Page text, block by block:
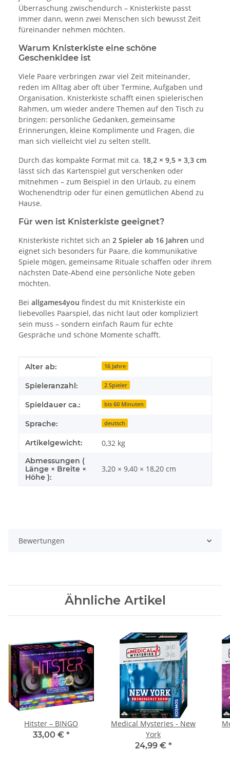
Überraschung zwischendurch – Knisterkiste passt
immer dann, wenn zwei Menschen sich bewusst Zeit
füreinander nehmen möchten.
Warum Knisterkiste eine schöne
Geschenkidee ist
Viele Paare verbringen zwar viel Zeit miteinander,
reden im Alltag aber oft über Termine, Aufgaben und
Organisation. Knisterkiste schafft einen spielerischen
Rahmen, um wieder andere Themen auf den Tisch zu
bringen: persönliche Gedanken, gemeinsame
Erinnerungen, kleine Komplimente und Fragen, die
man sich vielleicht viel zu selten stellt.
Durch das kompakte Format mit ca. 18,2 × 9,5 × 3,3 cm
lässt sich das Kartenspiel gut verschenken oder
mitnehmen – zum Beispiel in den Urlaub, zu einem
Wochenendtrip oder für einen gemütlichen Abend zu
Hause.
Für wen ist Knisterkiste geeignet?
Knisterkiste richtet sich an 2 Spieler ab 16 Jahren und
eignet sich besonders für Paare, die kommunikative
Spiele mögen, gemeinsame Rituale schaffen oder ihrem
nächsten Date-Abend eine persönliche Note geben
möchten.
Bei allgames4you findest du mit Knisterkiste ein
liebevolles Paarspiel, das nicht laut oder kompliziert
sein muss – sondern einfach Raum für echte
Gespräche und schöne Momente schafft.
Produkteigenschaft
Wert
Alter ab: 16 Jahre
Spieleranzahl: 2 Spieler
Spieldauer ca.: bis 60 Minuten
Sprache: deutsch
Artikelgewicht: 0,32 kg
Abmessungen (
Länge × Breite ×
Höhe ):
3,20 × 9,40 × 18,20 cm
Bewertungen
Ähnliche Artikel
Hitster – BINGO
33,00 € *
Medical Mysteries - New
York
24,99 € *